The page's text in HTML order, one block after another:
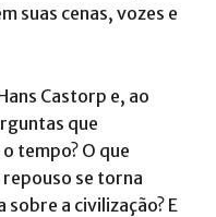
suas cenas, vozes e
Castorp e, ao
que
tempo? O que
se torna
sobre a civilização? E